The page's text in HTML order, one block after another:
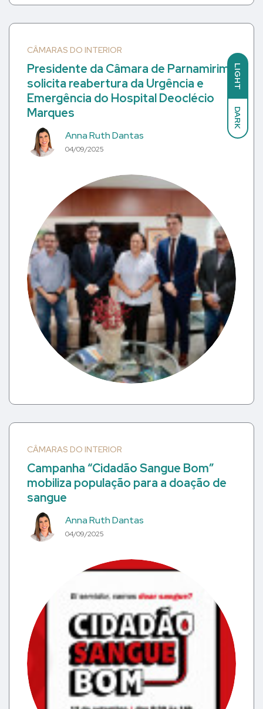
LIGHT
DARK
CÂMARAS DO INTERIOR
Presidente da Câmara de Parnamirim
solicita reabertura da Urgência e
Emergência do Hospital Deoclécio
Marques
Anna Ruth Dantas
04/09/2025
CÂMARAS DO INTERIOR
Campanha “Cidadão Sangue Bom”
mobiliza população para a doação de
sangue
Anna Ruth Dantas
04/09/2025